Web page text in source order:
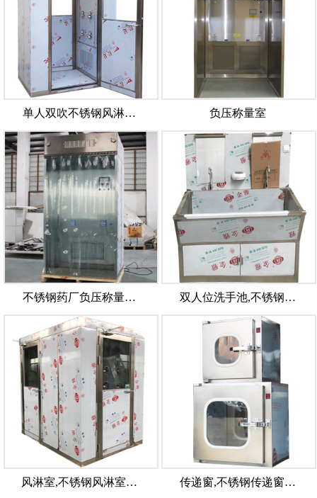
单人双吹不锈钢风淋… 负压称量室
不锈钢药厂负压称量… 双人位洗手池,不锈钢…
风淋室,不锈钢风淋室… 传递窗,不锈钢传递窗…